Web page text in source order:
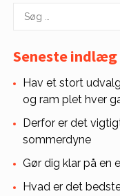
Søg
Seneste indlæg
Hav et stort
og ram plet hver
Derfor er det
sommerdyne
Gør dig klar på en
Hvad er det